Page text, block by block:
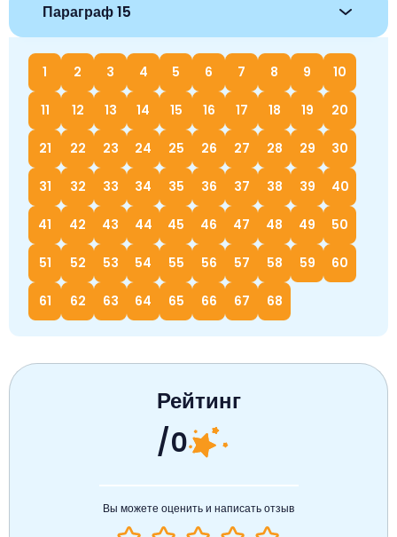
Параграф 15
1 2 3 4 5 6 7 8 9 10
11 12 13 14 15 16 17 18 19 20
21 22 23 24 25 26 27 28 29 30
31 32 33 34 35 36 37 38 39 40
41 42 43 44 45 46 47 48 49 50
51 52 53 54 55 56 57 58 59 60
61 62 63 64 65 66 67 68
Рейтинг
/0
Вы можете оценить и написать отзыв